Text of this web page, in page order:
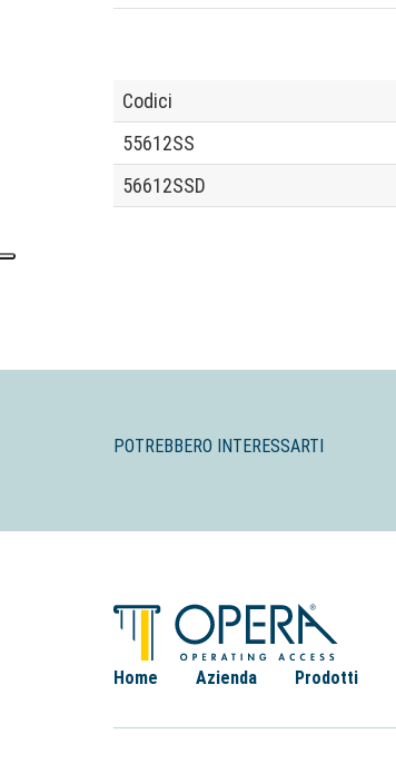
Codici
55612SS
56612SSD
POTREBBERO INTERESSARTI
Home Azienda Prodotti